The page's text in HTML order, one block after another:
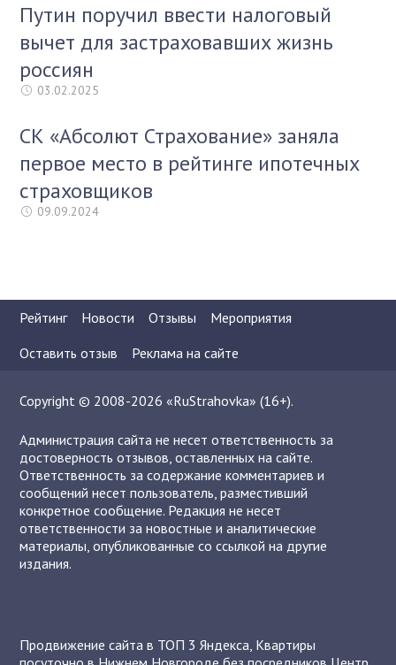
Путин поручил ввести налоговый
вычет для застраховавших жизнь
россиян
03.02.2025
СК «Абсолют Страхование» заняла
первое место в рейтинге ипотечных
страховщиков
09.09.2024
Рейтинг Новости Отзывы
Мероприятия
Оставить отзыв
Реклама на сайте
Copyright © 2008-2026 «RuStrahovka» (16+).
Администрация сайта не несет ответственность за
достоверность отзывов, оставленных на сайте.
Ответственность за содержание комментариев и
сообщений несет пользователь, разместивший
конкретное сообщение. Редакция не несет
ответственности за новостные и аналитические
материалы, опубликованные со ссылкой на другие
издания.
Продвижение сайта в ТОП 3 Яндекса, Квартиры